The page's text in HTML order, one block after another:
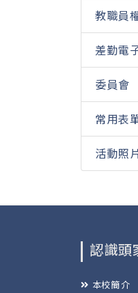
教職員
差勤電
委員會
常用表
活動照片
認識頭
本校簡介